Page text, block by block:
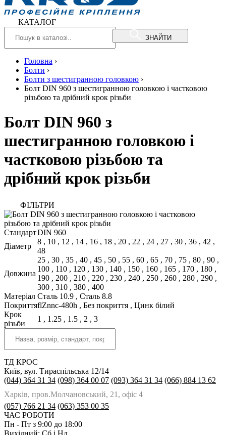
КАТАЛОГ
ЗНАЙТИ
Головна ›
Болти ›
Болти з шестигранною головкою ›
Болт DIN 960 з шестигранною головкою і частковою
різьбою та дрібний крок різьби
Болт DIN 960 з
шестигранною головкою і
частковою різьбою та
дрібний крок різьби
ФIЛЬТРИ
СтандартDIN 960
Діаметр
8 , 10 , 12 , 14 , 16 , 18 , 20 , 22 , 24 , 27 , 30 , 36 , 42 ,
48
Довжина
25 , 30 , 35 , 40 , 45 , 50 , 55 , 60 , 65 , 70 , 75 , 80 , 90 ,
100 , 110 , 120 , 130 , 140 , 150 , 160 , 165 , 170 , 180 ,
190 , 200 , 210 , 220 , 230 , 240 , 250 , 260 , 280 , 290 ,
300 , 310 , 380 , 400
Матеріал Сталь 10.9 , Сталь 8.8
ПокриттяflZnnc-480h , Без покриття , Цинк білий
Крок
різьби
1 , 1.25 , 1.5 , 2 , 3
ТД КРОС
Київ, вул. Тираспільська 12/14
(044) 364 31 34 (098) 364 00 07 (093) 364 31 34 (066) 884 13 62
Харків, пров.Молчановський, 21, офіс 4
(057) 766 21 34 (063) 353 00 35
ЧАС РОБОТИ
Пн - Пт з 9:00 до 18:00
Вихідний: Сб і Нд